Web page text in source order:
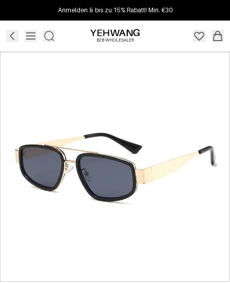
Anmelden & bis zu 15% Rabatt! Min. €30
B2B WHOLESALER